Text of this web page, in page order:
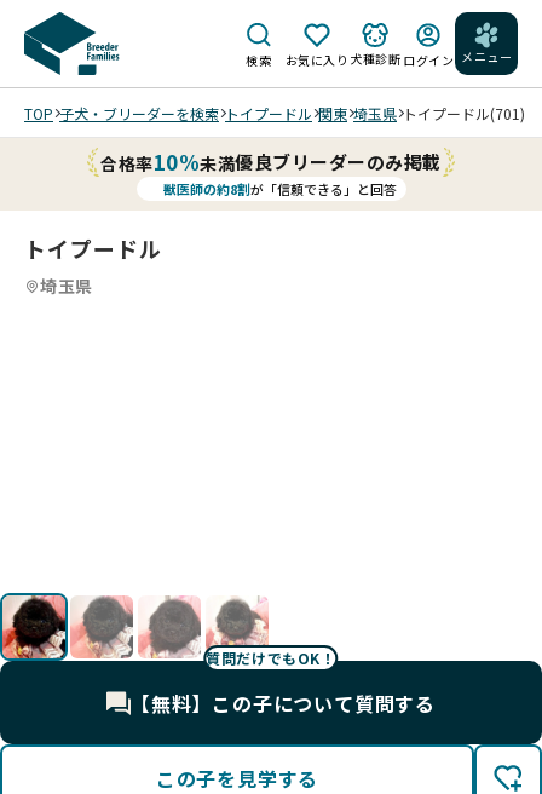
検索 お気に入り 犬種診断 ログイン メニュー
TOP 子犬・ブリーダーを検索 トイプードル 関東 埼玉県 トイプードル(701)
合格率10%未満優良ブリーダーのみ掲載
獣医師の約8割が「信頼できる」と回答
トイプードル
埼玉県
質問だけでもOK！
【無料】この子について質問する
この子を見学する